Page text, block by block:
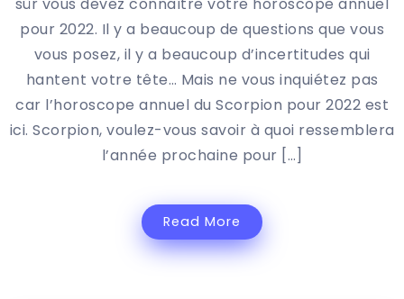
sûr vous devez connaître votre horoscope annuel
pour 2022. Il y a beaucoup de questions que vous
vous posez, il y a beaucoup d’incertitudes qui
hantent votre tête… Mais ne vous inquiétez pas
car l’horoscope annuel du Scorpion pour 2022 est
ici. Scorpion, voulez-vous savoir à quoi ressemblera
l’année prochaine pour […]
Read More